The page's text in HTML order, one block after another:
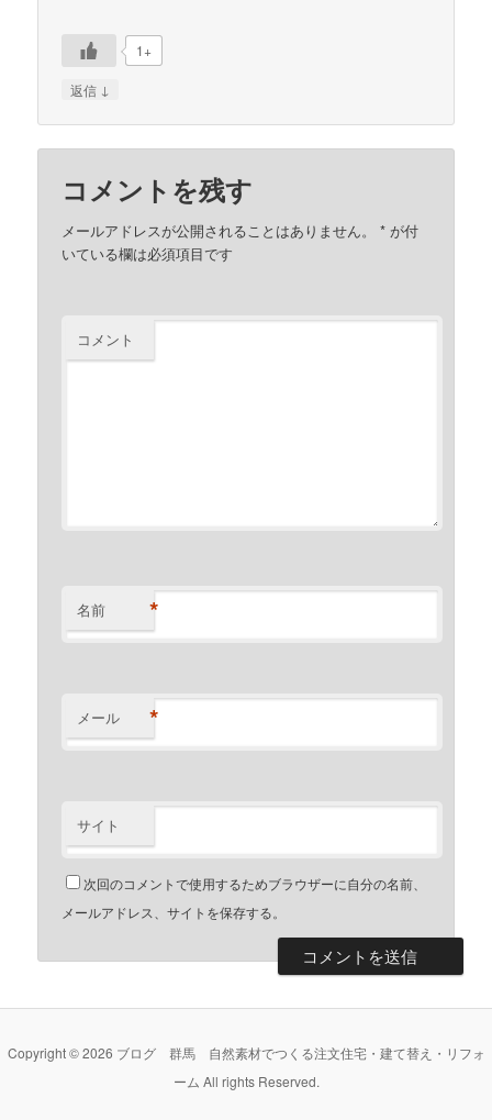
1+
返信 ↓
コメントを残す
メールアドレスが公開されることはありません。 * が付
いている欄は必須項目です
コメント
名前 *
メール *
サイト
次回のコメントで使用するためブラウザーに自分の名前、
メールアドレス、サイトを保存する。
Copyright © 2026 ブログ 群馬 自然素材でつくる注文住宅・建て替え・リフォ
ーム All rights Reserved.